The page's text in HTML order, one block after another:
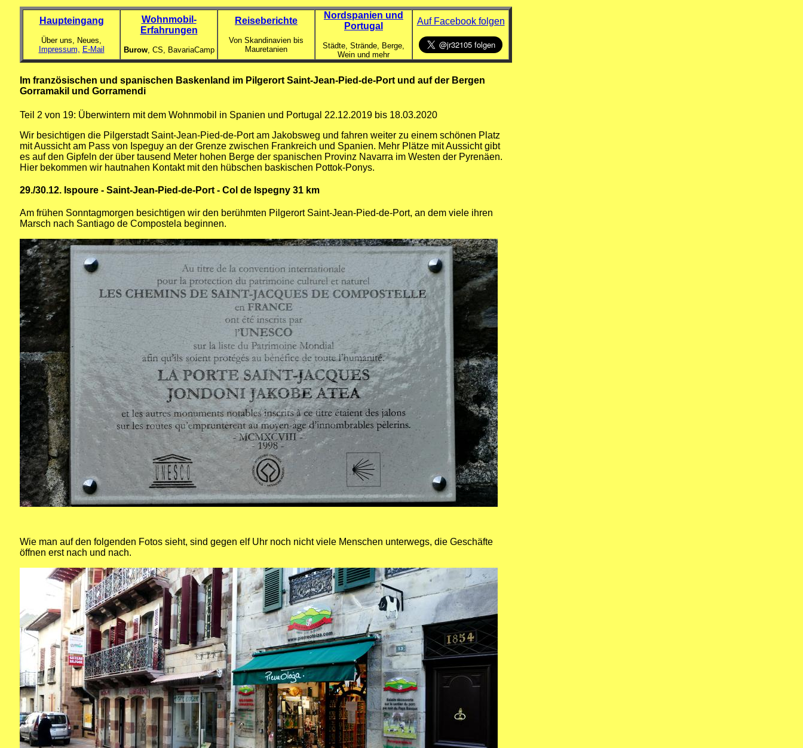
Haupteingang
Über uns, Neues,
Impressum, E-Mail
Wohnmobil-
Erfahrungen
Burow, CS, BavariaCamp
Reiseberichte
Von Skandinavien bis
Mauretanien
Nordspanien und
Portugal
Städte, Strände, Berge,
Wein und mehr
Auf Facebook folgen
Im französischen und spanischen Baskenland im Pilgerort Saint-Jean-Pied-de-Port und auf der Bergen
Gorramakil und Gorramendi
Teil 2 von 19: Überwintern mit dem Wohnmobil in Spanien und Portugal 22.12.2019 bis 18.03.2020
Wir besichtigen die Pilgerstadt Saint-Jean-Pied-de-Port am Jakobsweg und fahren weiter zu einem schönen Platz
mit Aussicht am Pass von Ispeguy an der Grenze zwischen Frankreich und Spanien. Mehr Plätze mit Aussicht gibt
es auf den Gipfeln der über tausend Meter hohen Berge der spanischen Provinz Navarra im Westen der Pyrenäen.
Hier bekommen wir hautnahen Kontakt mit den hübschen baskischen Pottok-Ponys.
29./30.12. Ispoure - Saint-Jean-Pied-de-Port - Col de Ispegny 31 km
Am frühen Sonntagmorgen besichtigen wir den berühmten Pilgerort Saint-Jean-Pied-de-Port, an dem viele ihren
Marsch nach Santiago de Compostela beginnen.
Wie man auf den folgenden Fotos sieht, sind gegen elf Uhr noch nicht viele Menschen unterwegs, die Geschäfte
öffnen erst nach und nach.